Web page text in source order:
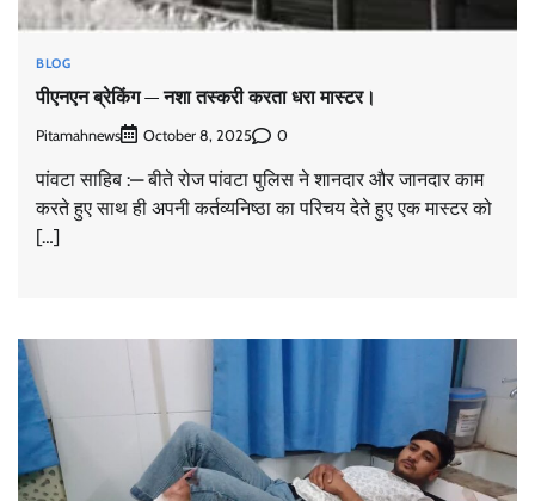
BLOG
पीएनएन ब्रेकिंग — नशा तस्करी करता धरा मास्टर।
Pitamahnews October 8, 2025 0
पांवटा साहिब :— बीते रोज पांवटा पुलिस ने शानदार और जानदार काम
करते हुए साथ ही अपनी कर्तव्यनिष्ठा का परिचय देते हुए एक मास्टर को
[…]